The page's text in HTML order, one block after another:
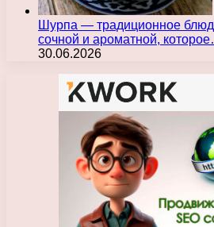
Шурпа — традиционное
сочной и ароматной,
30.06.2026